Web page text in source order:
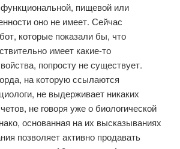
пищевой или
оно не имеет. Сейчас
которые показали бы, что
имеет какие-то
попросту не существует.
на которую ссылаются
не выдерживает никаких
не говоря уже о биологической
основанная на их высказываниях
позволяет активно продавать